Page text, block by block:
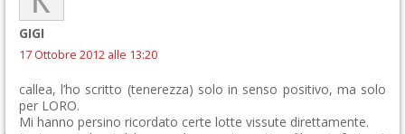
GIGI
17 Ottobre 2012 alle 13:20
callea, l’ho scritto (tenerezza) solo in senso positivo, ma solo
per LORO.
Mi hanno persino ricordato certe lotte vissute direttamente.